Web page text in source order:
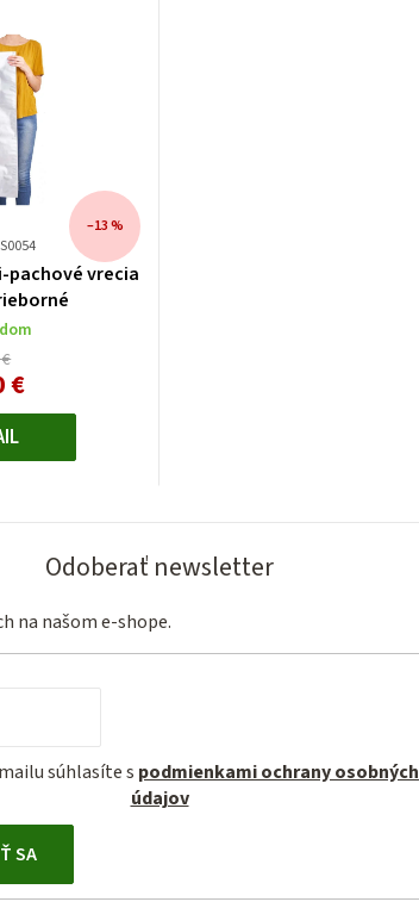
vrecia
–13 %
€Jednotková
Odoberať newsletter
na našom e-shope.
súhlasíte s podmienkami ochrany osobných
údajov
SA